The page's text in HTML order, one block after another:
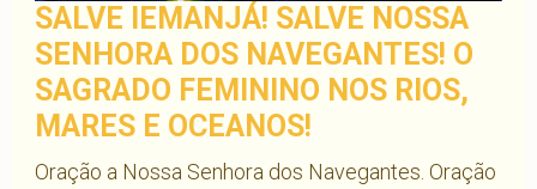
SALVE IEMANJÁ! SALVE NOSSA
SENHORA DOS NAVEGANTES! O
SAGRADO FEMININO NOS RIOS,
MARES E OCEANOS!
Oração a Nossa Senhora dos Navegantes. Oração